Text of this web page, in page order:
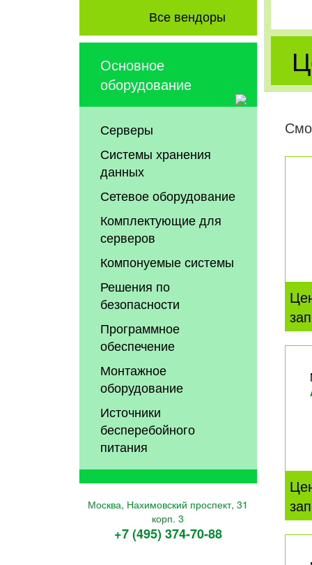
Все вендоры
Основное
оборудование
Серверы
Системы хранения
данных
Сетевое оборудование
Комплектующие для
серверов
Компонуемые системы
Решения по
безопасности
Программное
обеспечение
Монтажное
оборудование
Источники
бесперебойного
питания
Москва, Нахимовский проспект, 31
корп. 3
+7 (495) 374-70-88